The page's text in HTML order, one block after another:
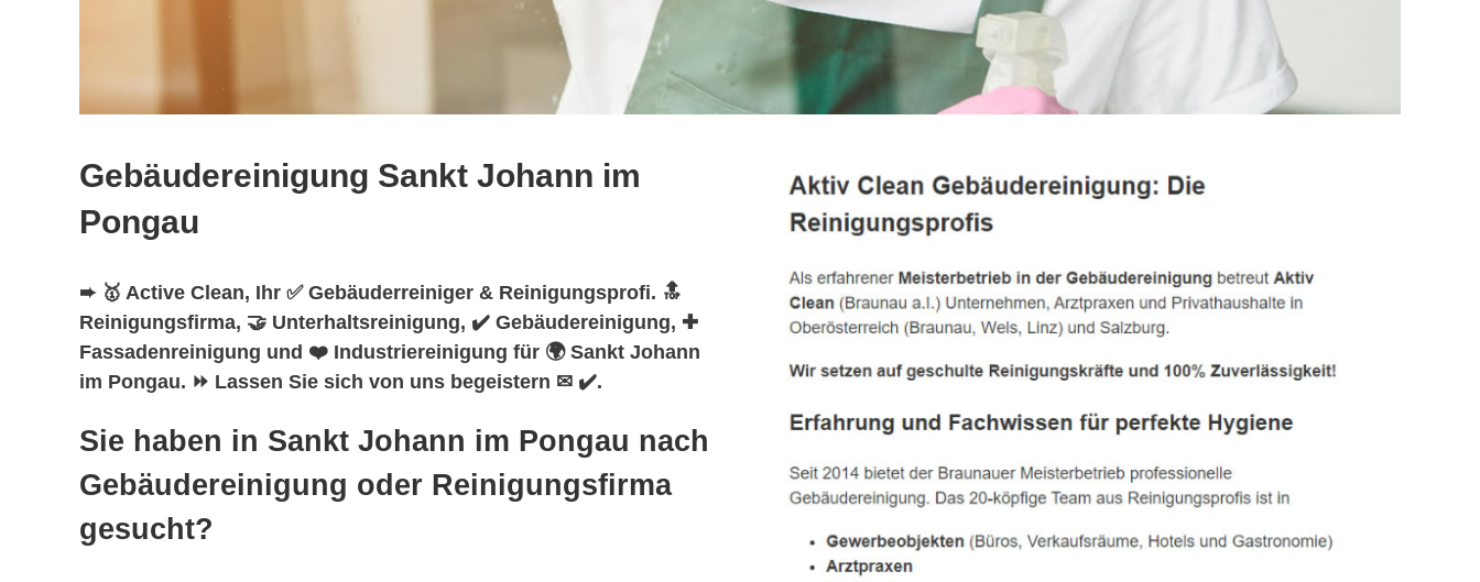
Gebäudereinigung Sankt Johann im
Pongau
➨ 🥇 Active Clean, Ihr ✅ Gebäuderreiniger & Reinigungsprofi. 🔝
Reinigungsfirma, 🤝 Unterhaltsreinigung, ✔️ Gebäudereinigung, ✚
Fassadenreinigung und ❤️ Industriereinigung für 🌍 Sankt Johann
im Pongau. ⏩ Lassen Sie sich von uns begeistern ✉ ✔️.
Sie haben in Sankt Johann im Pongau nach
Gebäudereinigung oder Reinigungsfirma
gesucht?